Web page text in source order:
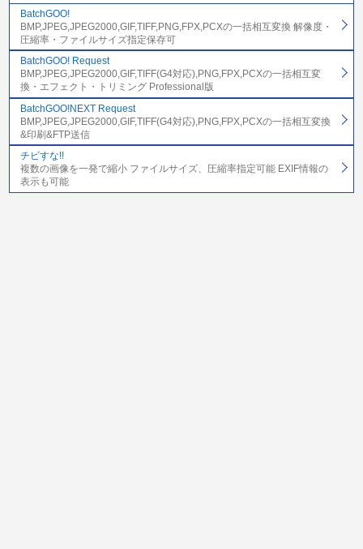
BatchGOO!
BMP,JPEG,JPEG2000,GIF,TIFF,PNG,FPX,PCXの一括相互変換 解像度・
圧縮率・ファイルサイズ指定保存可
BatchGOO! Request
BMP,JPEG,JPEG2000,GIF,TIFF(G4対応),PNG,FPX,PCXの一括相互変
換・エフェクト・トリミング Professional版
BatchGOO!NEXT Request
BMP,JPEG,JPEG2000,GIF,TIFF(G4対応),PNG,FPX,PCXの一括相互変換
&印刷&FTP送信
チビすな!!
複数の画像を一発で縮小 ファイルサイズ、圧縮率指定可能 EXIF情報の
表示も可能